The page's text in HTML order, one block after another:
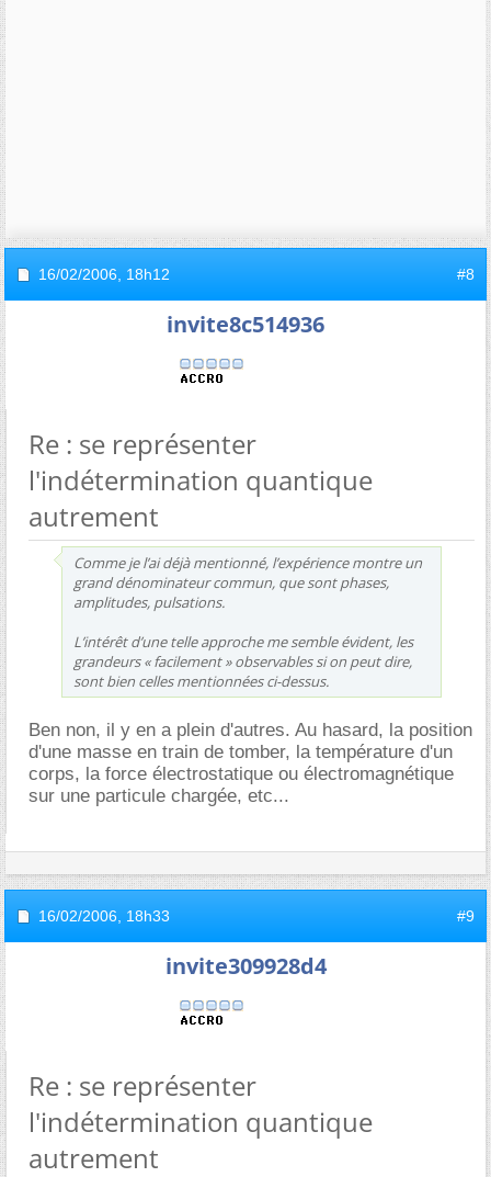
16/02/2006, 18h12 #8
invite8c514936
Re : se représenter
l'indétermination quantique
autrement
Comme je l’ai déjà mentionné, l’expérience montre un
grand dénominateur commun, que sont phases,
amplitudes, pulsations.
L’intérêt d’une telle approche me semble évident, les
grandeurs « facilement » observables si on peut dire,
sont bien celles mentionnées ci-dessus.
Ben non, il y en a plein d'autres. Au hasard, la position
d'une masse en train de tomber, la température d'un
corps, la force électrostatique ou électromagnétique
sur une particule chargée, etc...
16/02/2006, 18h33 #9
invite309928d4
Re : se représenter
l'indétermination quantique
autrement